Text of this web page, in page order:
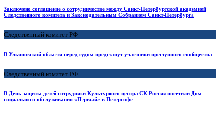
Заключено соглашение о сотрудничестве между Санкт-Петербургской академией
Следственного комитета и Законодательным Собранием Санкт-Петербурга
Следственный комитет РФ
В Ульяновской области перед судом предстанут участники преступного сообщества
Следственный комитет РФ
В День защиты детей сотрудники Культурного центра СК России посетили Дом
социального обслуживания «Первый» в Петергофе